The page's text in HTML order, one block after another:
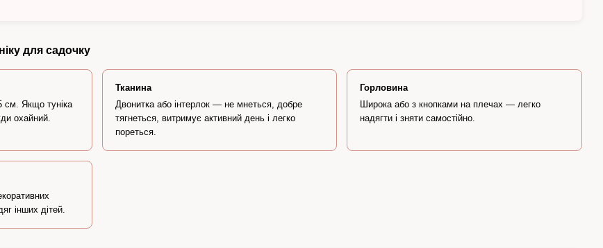
для садочку
см. Якщо туніка
охайний.
Тканина
Двонитка або інтерлок — не мнеться, добре
тягнеться, витримує активний день і легко
пореться.
Горловина
Широка або з кнопками на плечах — легко
надягти і зняти самостійно.
інших дітей.